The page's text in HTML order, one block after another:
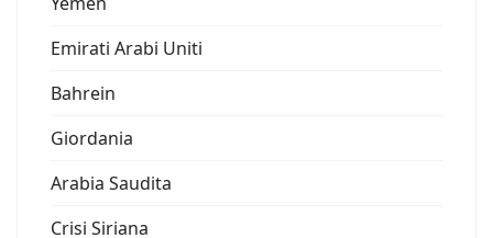
Emirati Arabi Uniti
Bahrein
Giordania
Arabia Saudita
Crisi Siriana